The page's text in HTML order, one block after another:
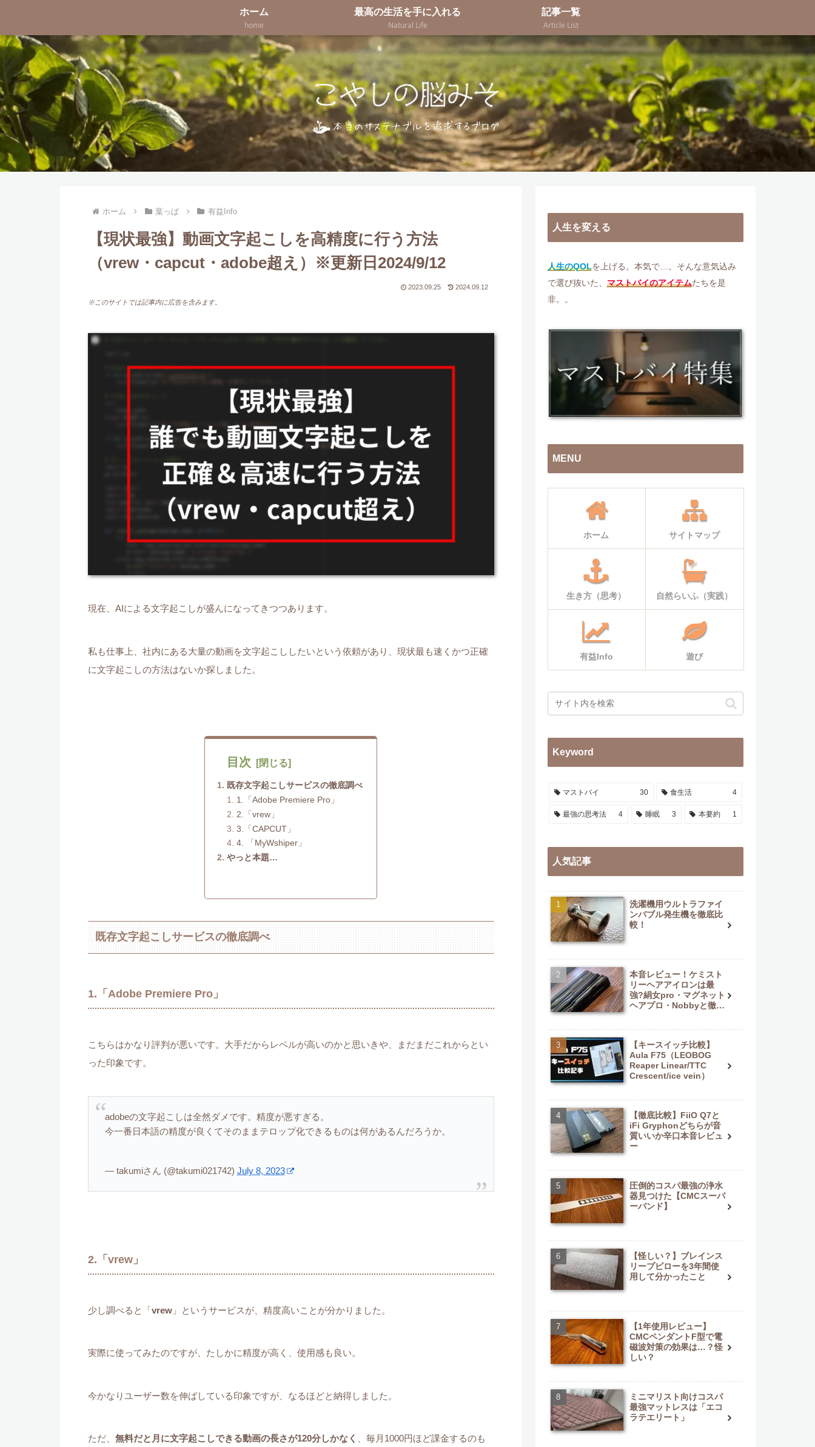
ホーム
home
最高の生活を手に入れる
Natural Life
記事一覧
Article List
ホーム 葉っぱ 有益Info
【現状最強】動画文字起こしを高精度に行う方法
（vrew・capcut・adobe超え）※更新日2024/9/12
2023.09.25 2024.09.12
※このサイトでは記事内に広告を含みます。
現在、AIによる文字起こしが盛んになってきつつあります。
私も仕事上、社内にある大量の動画を文字起こししたいという依頼があり、現状最も速くかつ正確
に文字起こしの方法はないか探しました。
目次
既存文字起こしサービスの徹底調べ
1.「Adobe Premiere Pro」
2.「vrew」
3.「CAPCUT」
4. 「MyWshiper」
やっと本題…
既存文字起こしサービスの徹底調べ
1.「Adobe Premiere Pro」
こちらはかなり評判が悪いです。大手だからレベルが高いのかと思いきや、まだまだこれからとい
った印象です。
adobeの文字起こしは全然ダメです。精度が悪すぎる。
今一番日本語の精度が良くてそのままテロップ化できるものは何があるんだろうか。
— takumiさん (@takumi021742) July 8, 2023
2.「vrew」
少し調べると「vrew」というサービスが、精度高いことが分かりました。
実際に使ってみたのですが、たしかに精度が高く、使用感も良い。
今かなりユーザー数を伸ばしている印象ですが、なるほどと納得しました。
ただ、 無料だと月に文字起こしできる動画の長さが120分しかなく
、毎月1000円ほど課金するのも
人生を変える
人生のQOLを上げる。本気で…。そんな意気込み
で選び抜いた、 マストバイのアイテムたちを是
非。。
MENU
ホーム サイトマップ
生き方（思考） 自然らいふ（実践）
有益Info 遊び
Keyword
マストバイ 30 食生活 4
最強の思考法 4 睡眠 3 本要約 1
人気記事
洗濯機用ウルトラファイ
ンバブル発生機を徹底比
較！
本音レビュー！ケミスト
リーヘアアイロンは最
強?絹女pro・マグネット
ヘアプロ・Nobbyと徹底
【キースイッチ比較】
Aula F75（LEOBOG
Reaper Linear/TTC
Crescent/ice vein）
【徹底比較】FiiO Q7と
iFi Gryphonどちらが音
質いいか辛口本音レビュ
ー
圧倒的コスパ最強の浄水
器見つけた【CMCスーパ
ーバンド】
【怪しい？】ブレインス
リープピローを3年間使
用して分かったこと
【1年使用レビュー】
CMCペンダントF型で電
磁波対策の効果は…？怪
しい？
ミニマリスト向けコスパ
最強マットレスは「エコ
ラテエリート」